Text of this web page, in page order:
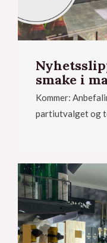
smake i
Kommer:
partiutvalget og